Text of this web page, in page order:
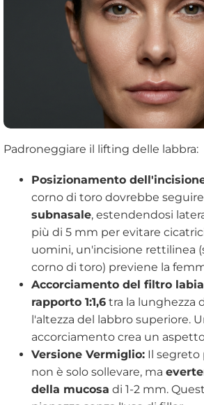
Padroneggiare il lifting delle labbra:
Posizionamento
corno di toro dovrebbe
subnasale, estendendosi
più di 5 mm per evitare
uomini, un'incisione rettilinea
corno di toro) previene la
Accorciamento del filtro
rapporto 1:1,6 tra la lunghezza
l'altezza del labbro superiore.
accorciamento crea un
Versione Vermiglio: Il segreto
non è solo sollevare, ma
della mucosa di 1-2 mm.